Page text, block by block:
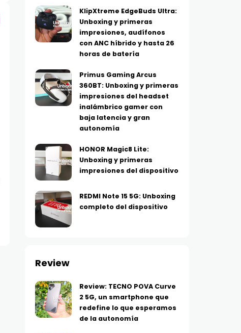
Xboom Mini, sonido
inteligente en formato
pequeño: LG estrena
parlante con tecnología de
ecualización con IA
resistente al agua y golpes
Huawei se suma a los
Dobles de Mercado
descuentos en
AGOSTO 7, 2026
KlipXtreme EdgeBuds Ultra:
Unboxing y primeras
impresiones, audífonos
con ANC híbrido y hasta 26
horas de batería
Primus Gaming Arcus
360BT: Unboxing y primeras
impresiones del headset
inalámbrico gamer con
baja latencia y gran
autonomía
HONOR Magic8 Lite:
Unboxing y primeras
impresiones del dispositivo
REDMI Note 15 5G: Unboxing
completo del dispositivo
Review
Review: TECNO POVA Curve
2 5G, un smartphone que
redefine lo que esperamos
de la autonomía